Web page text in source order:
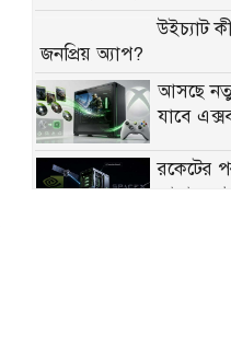
উইচ্যাট
জনপ্রিয় অ্যাপ?
আসছে
যাবে
রকেটের
সাম্রাজ্য